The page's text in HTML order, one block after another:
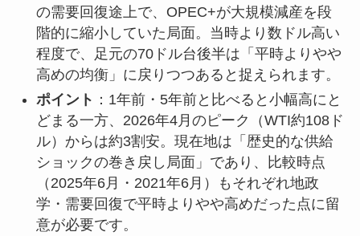
の需要回復途上で、OPEC+が大規模減産を段
階的に縮小していた局面。当時より数ドル高い
程度で、足元の70ドル台後半は「平時よりやや
高めの均衡」に戻りつつあると捉えられます。
ポイント ：1年前・5年前と比べると小幅高にと
どまる一方、2026年4月のピーク（WTI約108ド
ル）からは約3割安。現在地は「歴史的な供給
ショックの巻き戻し局面」であり、比較時点
（2025年6月・2021年6月）もそれぞれ地政
学・需要回復で平時よりやや高めだった点に留
意が必要です。